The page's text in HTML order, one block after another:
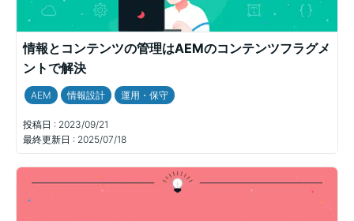
情報とコンテンツの管理はAEMのコンテンツフラグメ
ントで解決
AEM 情報設計 運用・保守
投稿日 : 2023/09/21
最終更新日 : 2025/07/18